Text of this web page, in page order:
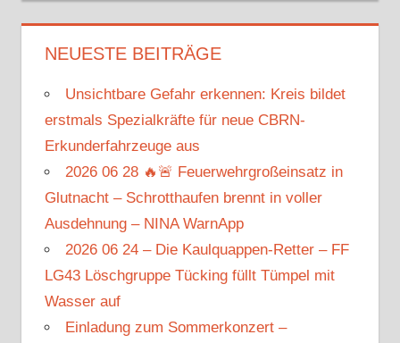
NEUESTE BEITRÄGE
Unsichtbare Gefahr erkennen: Kreis bildet
erstmals Spezialkräfte für neue CBRN-
Erkunderfahrzeuge aus
2026 06 28 🔥🚨 Feuerwehrgroßeinsatz in
Glutnacht – Schrotthaufen brennt in voller
Ausdehnung – NINA WarnApp
2026 06 24 – Die Kaulquappen-Retter – FF
LG43 Löschgruppe Tücking füllt Tümpel mit
Wasser auf
Einladung zum Sommerkonzert –